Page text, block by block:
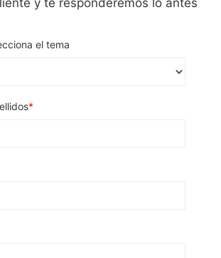
y te responderemos lo antes
el tema